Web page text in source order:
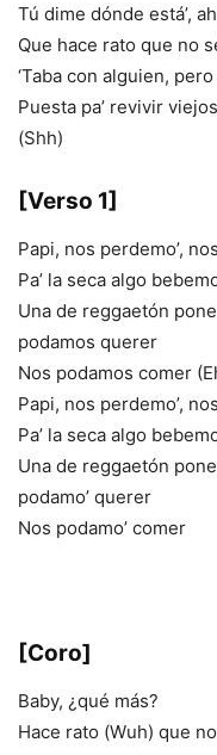
Tú dime dónde está’,
Que hace rato que no
‘Taba con alguien,
Puesta pa’ revivir
(Shh)
[Verso 1]
Papi, nos perdemo’,
Pa’ la seca algo
Una de reggaetón
podamos querer
Nos podamos comer
Papi, nos perdemo’,
Pa’ la seca algo
Una de reggaetón
podamo’ querer
Nos podamo’ comer
[Coro]
Baby, ¿qué más?
Hace rato (Wuh) que